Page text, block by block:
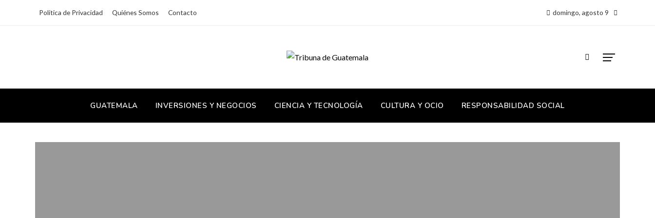
Política de Privacidad Quiénes Somos Contacto domingo, agosto 9
GUATEMALA INVERSIONES Y NEGOCIOS CIENCIA Y TECNOLOGÍA CULTURA Y OCIO RESPONSABILIDAD SOCIAL